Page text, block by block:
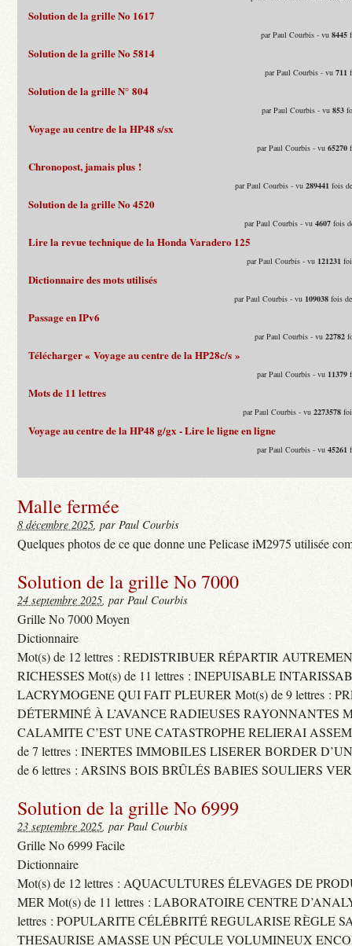
Solution de la grille No 1617
par Paul Courbis - vu8445
Solution de la grille No 5814
par Paul Courbis - vu711
Solution de la grille N° 804
par Paul Courbis - vu853
Voyage au centre de la HP48 s/sx
par Paul Courbis - vu65270
Chronopost, jamais plus !
par Paul Courbis - vu289441 fois
Solution de la grille No 4520
par Paul Courbis - vu4607 fois
Lire la revue technique de la Honda Varadero 125
par Paul Courbis - vu 121231
Dictionnaire des mots utilisés
par Paul Courbis - vu 109038 fois
Passage en IPv6
par Paul Courbis - vu22782
Télécharger « Voyage au centre de la HP28c/s »
par Paul Courbis - vu 11379
Mots de 11 lettres
par Paul Courbis - vu2273578
Voyage au centre de la HP48 g/gx - Lire le ligne en ligne
par Paul Courbis - vu45261
Malle fermée
8 décembre 2025, par Paul Courbis
Quelques photos de ce que donne une Pelicase iM2975 utilisée
Solution de la grille No 7000
24 septembre 2025, par Paul Courbis
Grille No 7000 Moyen
Dictionnaire
Mot(s) de 12 lettres : REDISTRIBUER RÉPARTIR
RICHESSES Mot(s) de 11 lettres : INEPUISABLE
LACRYMOGENE QUI FAIT PLEURER Mot(s) de 9 lettres :
DÉTERMINÉ À L’AVANCE RADIEUSES RAYONNANTES
CALAMITE C’EST UNE CATASTROPHE RELIERAI
de 7 lettres : INERTES IMMOBILES LISERER BORDER
de 6 lettres : ARSINS BOIS BRÛLÉS BABIES SOULIERS
Solution de la grille No 6999
23 septembre 2025, par Paul Courbis
Grille No 6999 Facile
Dictionnaire
Mot(s) de 12 lettres : AQUACULTURES ÉLEVAGES DE
MER Mot(s) de 11 lettres : LABORATOIRE CENTRE
lettres : POPULARITE CÉLÉBRITÉ REGULARISE RÈGLE
THESAURISE AMASSE UN PÉCULE VOLUMINEUX